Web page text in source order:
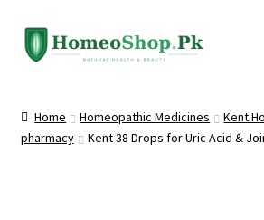
Skip
to
Skip
to
Shop All
Home Homeopathic Medicines
Kent
pharmacy
Kent 38 Drops for Uric Acid &